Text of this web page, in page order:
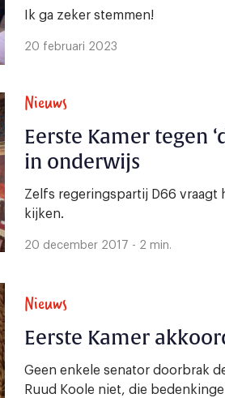
Ik ga zeker stemmen!
20 februari 2023
Nieuws
Eerste Kamer tegen
in onderwijs
Zelfs regeringspartij D66 vraagt
kijken.
20 december 2017 - 2 min.
Nieuws
Eerste Kamer
Geen enkele senator doorbrak
Ruud Koole niet, die